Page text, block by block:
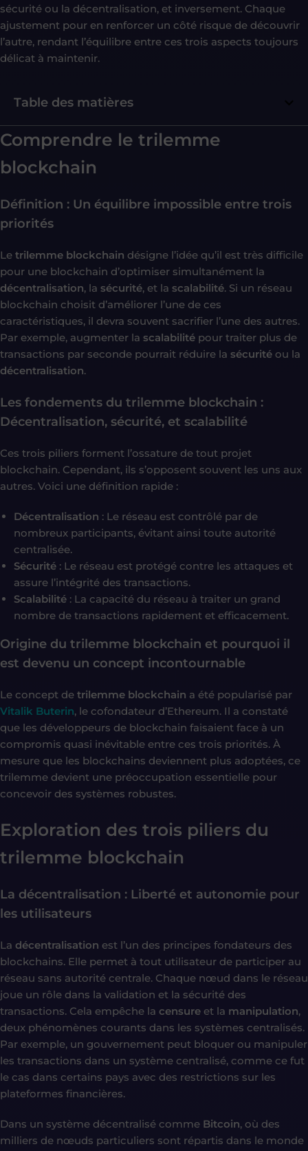
sécurité ou la décentralisation, et inversement. Chaque
ajustement pour en renforcer un côté risque de découvrir
l’autre, rendant l’équilibre entre ces trois aspects toujours
délicat à maintenir.
Table des matières
Comprendre le trilemme
blockchain
Définition : Un équilibre impossible entre trois
priorités
Le trilemme blockchain désigne l’idée qu’il est très difficile
pour une blockchain d’optimiser simultanément la
décentralisation, la sécurité, et la scalabilité. Si un réseau
blockchain choisit d’améliorer l’une de ces
caractéristiques, il devra souvent sacrifier l’une des autres.
Par exemple, augmenter la scalabilité pour traiter plus de
transactions par seconde pourrait réduire la sécurité ou la
décentralisation.
Les fondements du trilemme blockchain :
Décentralisation, sécurité, et scalabilité
Ces trois piliers forment l’ossature de tout projet
blockchain. Cependant, ils s’opposent souvent les uns aux
autres. Voici une définition rapide :
Décentralisation : Le réseau est contrôlé par de
nombreux participants, évitant ainsi toute autorité
centralisée.
Sécurité : Le réseau est protégé contre les attaques et
assure l’intégrité des transactions.
Scalabilité : La capacité du réseau à traiter un grand
nombre de transactions rapidement et efficacement.
Origine du trilemme blockchain et pourquoi il
est devenu un concept incontournable
Le concept de trilemme blockchain a été popularisé par
Vitalik Buterin, le cofondateur d’Ethereum. Il a constaté
que les développeurs de blockchain faisaient face à un
compromis quasi inévitable entre ces trois priorités. À
mesure que les blockchains deviennent plus adoptées, ce
trilemme devient une préoccupation essentielle pour
concevoir des systèmes robustes.
Exploration des trois piliers du
trilemme blockchain
La décentralisation : Liberté et autonomie pour
les utilisateurs
La décentralisation est l’un des principes fondateurs des
blockchains. Elle permet à tout utilisateur de participer au
réseau sans autorité centrale. Chaque nœud dans le réseau
joue un rôle dans la validation et la sécurité des
transactions. Cela empêche la censure et la manipulation,
deux phénomènes courants dans les systèmes centralisés.
Par exemple, un gouvernement peut bloquer ou manipuler
les transactions dans un système centralisé, comme ce fut
le cas dans certains pays avec des restrictions sur les
plateformes financières.
Dans un système décentralisé comme Bitcoin, où des
milliers de nœuds particuliers sont répartis dans le monde